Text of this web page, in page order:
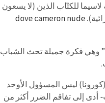
للكتّاب الذين (لا يسعون
dove cameron nude
وهي فكرة جميلة تحث الشباب
ليس المسؤول الأوحد
أدى إلى تفاقم الضرر أكثر من